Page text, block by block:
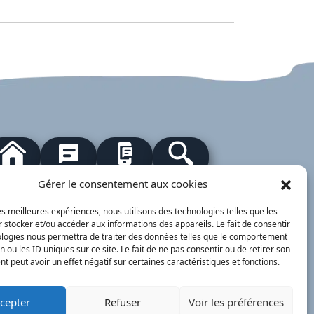
Gérer le consentement aux cookies
meilleures expériences, nous utilisons des technologies telles que les
stocker et/ou accéder aux informations des appareils. Le fait de consentir
nous permettra de traiter des données telles que le comportement
ou les ID uniques sur ce site. Le fait de ne pas consentir ou de retirer son
peut avoir un effet négatif sur certaines caractéristiques et fonctions.
Refuser Voir les préférences
Démarches
Public
Contacts
Mentions
légales
- 2023
de Presse :
PATRIOTE - Beaujolais Val de Saône :